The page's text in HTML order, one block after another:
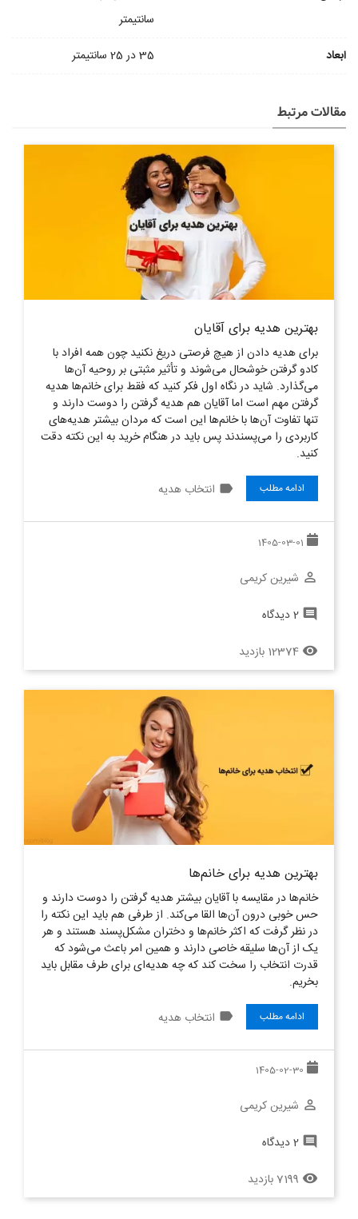
سانتیمتر
ابعاد
35 در 25 سانتیمتر
مقالات مرتبط
بهترین هدیه برای آقایان
برای هدیه دادن از هیچ فرصتی دریغ نکنید چون همه افراد با
کادو گرفتن خوشحال می‌شوند و تأثیر مثبتی بر روحیه آن‌ها
می‌گذارد. شاید در نگاه اول فکر کنید که فقط برای خانم‌ها هدیه
گرفتن مهم است اما آقایان هم هدیه گرفتن را دوست دارند و
تنها تفاوت آن‌ها با خانم‌ها این است که مردان بیشتر هدیه‌های
کاربردی را می‌پسندند پس باید در هنگام خرید به این نکته دقت
کنید.
ادامه مطلب label انتخاب هدیه
1405-03-01
perm_identity شیرین کریمی
comment 2 دیدگاه
remove_red_eye 12374 بازدید
بهترین هدیه برای خانم‌ها
خانم‌ها در مقایسه با آقایان بیشتر هدیه گرفتن را دوست دارند و
حس خوبی درون آن‌ها القا می‌کند. از طرفی هم باید این نکته را
در نظر گرفت که اکثر خانم‌ها و دختران مشکل‌پسند هستند و هر
یک از آن‌ها سلیقه خاصی دارند و همین امر باعث می‌شود که
قدرت انتخاب را سخت کند که چه هدیه‌‌ای برای طرف مقابل باید
بخریم.
ادامه مطلب label انتخاب هدیه
1405-02-30
perm_identity شیرین کریمی
comment 2 دیدگاه
remove_red_eye 7199 بازدید